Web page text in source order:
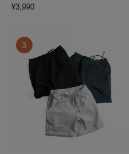
¥3,990